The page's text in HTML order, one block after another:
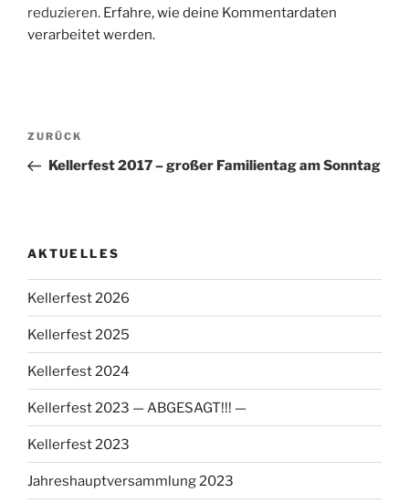
reduzieren. Erfahre, wie deine Kommentardaten
verarbeitet werden.
Beitragsnavigation
Vorheriger
Beitrag
ZURÜCK
Kellerfest 2017 – großer Familientag am Sonntag
AKTUELLES
Kellerfest 2026
Kellerfest 2025
Kellerfest 2024
Kellerfest 2023 — ABGESAGT!!! —
Kellerfest 2023
Jahreshauptversammlung 2023